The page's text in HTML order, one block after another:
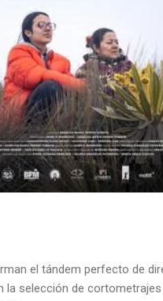
el tándem perfecto de
la selección de cortometrajes